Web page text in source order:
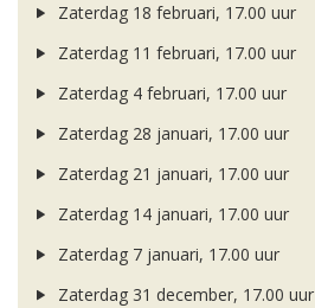
Zaterdag 18 februari, 17.00 uur
Zaterdag 11 februari, 17.00 uur
Zaterdag 4 februari, 17.00 uur
Zaterdag 28 januari, 17.00 uur
Zaterdag 21 januari, 17.00 uur
Zaterdag 14 januari, 17.00 uur
Zaterdag 7 januari, 17.00 uur
Zaterdag 31 december, 17.00 uur